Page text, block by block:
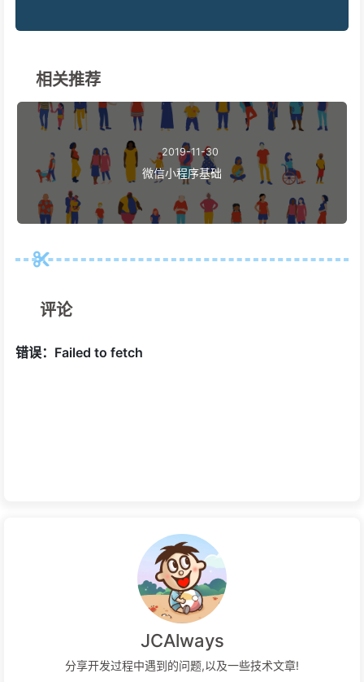
相关推荐
2019-11-30
微信小程序基础
评论
JCAlways
分享开发过程中遇到的问题,以及一些技术文章!